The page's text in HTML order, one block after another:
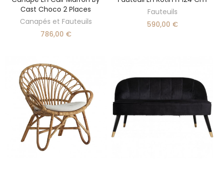
Cast Choco 2 Places
Canapés et Fauteuils
786,00 €
Fauteuils
590,00 €